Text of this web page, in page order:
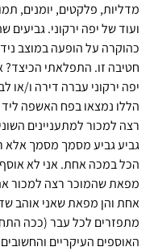
מדליות, פלקטים, יומנים,
ועוד של יפה ירקוני. גביעים
כהוקרה על הופעה במוצב
חטיבה זו. התפלאתי הכיצד?
יפה ירקוני עברה דירה ו/או
הללו נמצאו בפח האשפה
רצה למכור למתעניינים
גביע גביע מסמך מסמך אלא
הכל במכה אחת. אני לא אוסף
מפאת שהמוכר רצה למכור
אחת והן מפאת שאני אוהב
מתפזרים לכל עבר (ככה
האוספים העיקריים